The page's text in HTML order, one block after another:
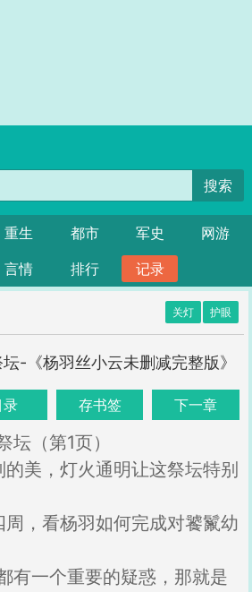
搜索
重生 都市 军史
网游
言情 排行 记录
关灯 护眼
-《杨羽丝小云未删减完整版》
录 存书签 下一章
（第1页）
美，灯火通明让这祭坛特别
，看杨羽如何完成对饕鬣幼
有一个重要的疑惑，那就是